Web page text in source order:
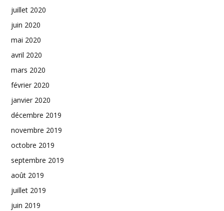
juillet 2020
juin 2020
mai 2020
avril 2020
mars 2020
février 2020
janvier 2020
décembre 2019
novembre 2019
octobre 2019
septembre 2019
août 2019
juillet 2019
juin 2019